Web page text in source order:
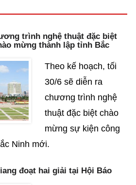
trình nghệ thuật đặc biệt
mừng thành lập tỉnh Bắc
Theo kế hoạch, tối
30/6 sẽ diễn ra
chương trình nghệ
thuật đặc biệt chào
mừng sự kiện công
Ninh mới.
đoạt hai giải tại Hội Báo